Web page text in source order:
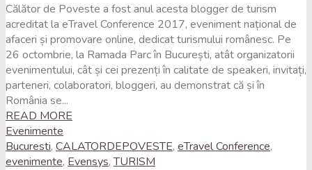
Călător de Poveste a fost anul acesta blogger de turism
acreditat la eTravel Conference 2017, eveniment național de
afaceri și promovare online, dedicat turismului românesc. Pe
26 octombrie, la Ramada Parc în București, atât organizatorii
evenimentului, cât și cei prezenți în calitate de speakeri, invitați,
parteneri, colaboratori, bloggeri, au demonstrat că și în
România se...
READ MORE
Evenimente
Bucuresti, CALATORDEPOVESTE, eTravel Conference,
evenimente, Evensys,TURISM